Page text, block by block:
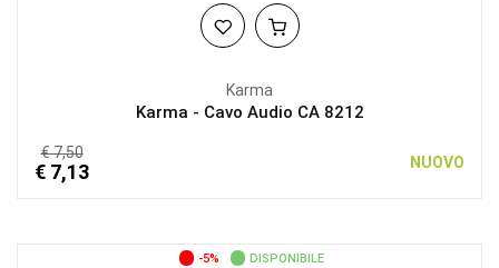
Karma
Karma - Cavo Audio CA 8212
€ 7,50
€ 7,13 NUOVO
-5% DISPONIBILE